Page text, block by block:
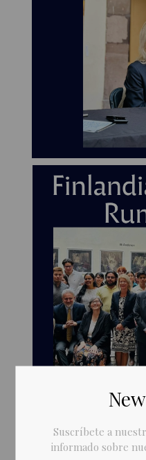
Suscríbete a
informado sobre